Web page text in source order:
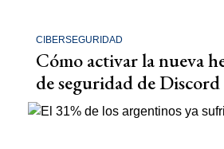
CIBERSEGURIDAD
Cómo activar la nueva
de seguridad de Discord